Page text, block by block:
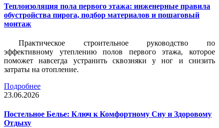
Теплоизоляция пола первого этажа: инженерные правила
обустройства пирога, подбор материалов и пошаговый
монтаж
Практическое строительное руководство по
эффективному утеплению полов первого этажа, которое
поможет навсегда устранить сквозняки у ног и снизить
затраты на отопление.
Подробнее
23.06.2026
Постельное Белье: Ключ к Комфортному Сну и Здоровому
Отдыху